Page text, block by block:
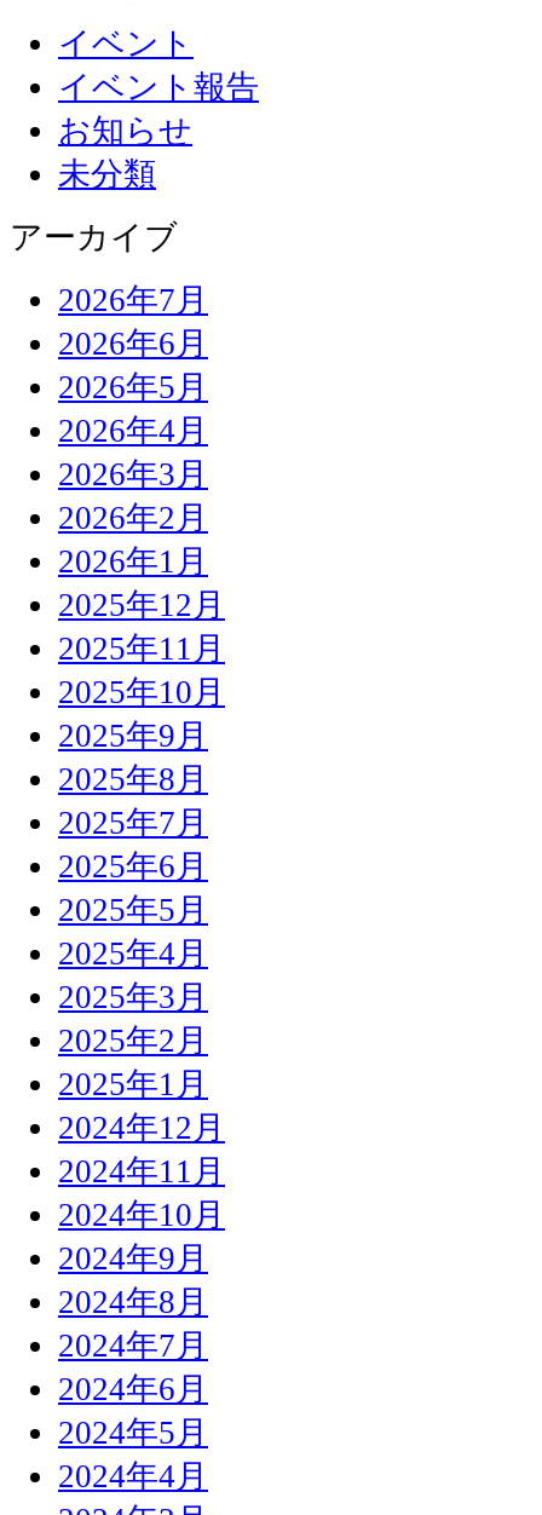
イベント
イベント報告
お知らせ
未分類
アーカイブ
2026年7月
2026年6月
2026年5月
2026年4月
2026年3月
2026年2月
2026年1月
2025年12月
2025年11月
2025年10月
2025年9月
2025年8月
2025年7月
2025年6月
2025年5月
2025年4月
2025年3月
2025年2月
2025年1月
2024年12月
2024年11月
2024年10月
2024年9月
2024年8月
2024年7月
2024年6月
2024年5月
2024年4月